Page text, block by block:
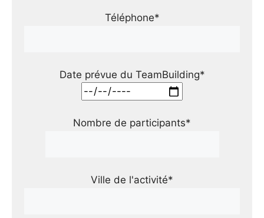
Téléphone*
Date prévue du TeamBuilding*
Nombre de participants*
Ville de l'activité*